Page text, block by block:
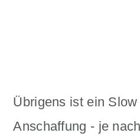
Übrigens ist ein
Anschaffung - je